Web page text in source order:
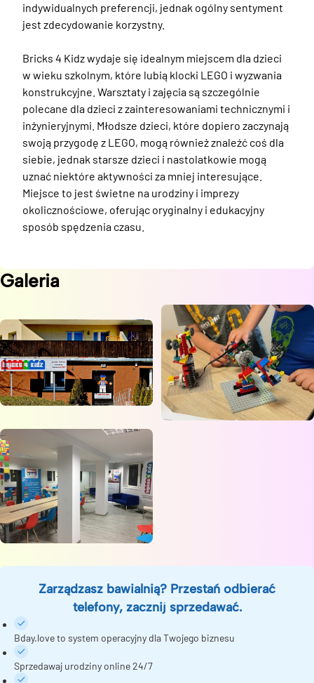
indywidualnych preferencji, jednak ogólny sentyment
jest zdecydowanie korzystny.
Bricks 4 Kidz wydaje się idealnym miejscem dla dzieci
w wieku szkolnym, które lubią klocki LEGO i wyzwania
konstrukcyjne. Warsztaty i zajęcia są szczególnie
polecane dla dzieci z zainteresowaniami technicznymi i
inżynieryjnymi. Młodsze dzieci, które dopiero zaczynają
swoją przygodę z LEGO, mogą również znaleźć coś dla
siebie, jednak starsze dzieci i nastolatkowie mogą
uznać niektóre aktywności za mniej interesujące.
Miejsce to jest świetne na urodziny i imprezy
okolicznościowe, oferując oryginalny i edukacyjny
sposób spędzenia czasu.
Galeria
Zarządzasz bawialnią? Przestań odbierać
telefony, zacznij sprzedawać.
Bday.love to system operacyjny dla Twojego biznesu
Sprzedawaj urodziny online 24/7